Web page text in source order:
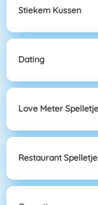
Stiekem Kussen
Dating
Love Meter
Restaurant